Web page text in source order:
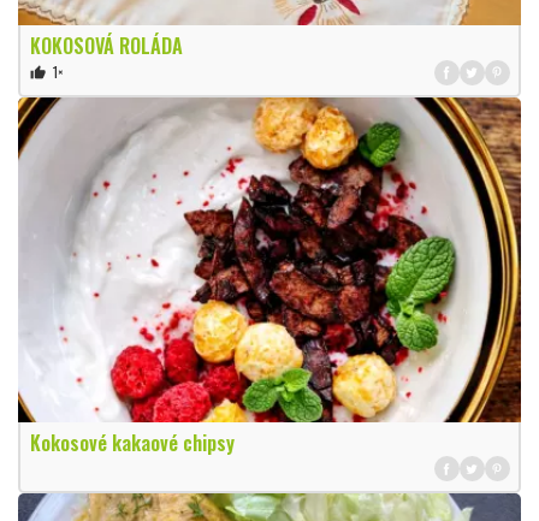
KOKOSOVÁ ROLÁDA
thumb_up 1×
Kokosové kakaové chipsy